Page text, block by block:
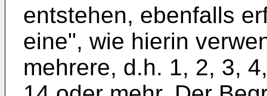
entstehen, ebenfalls
eine", wie hierin
mehrere, d.h. 1, 2, 3,